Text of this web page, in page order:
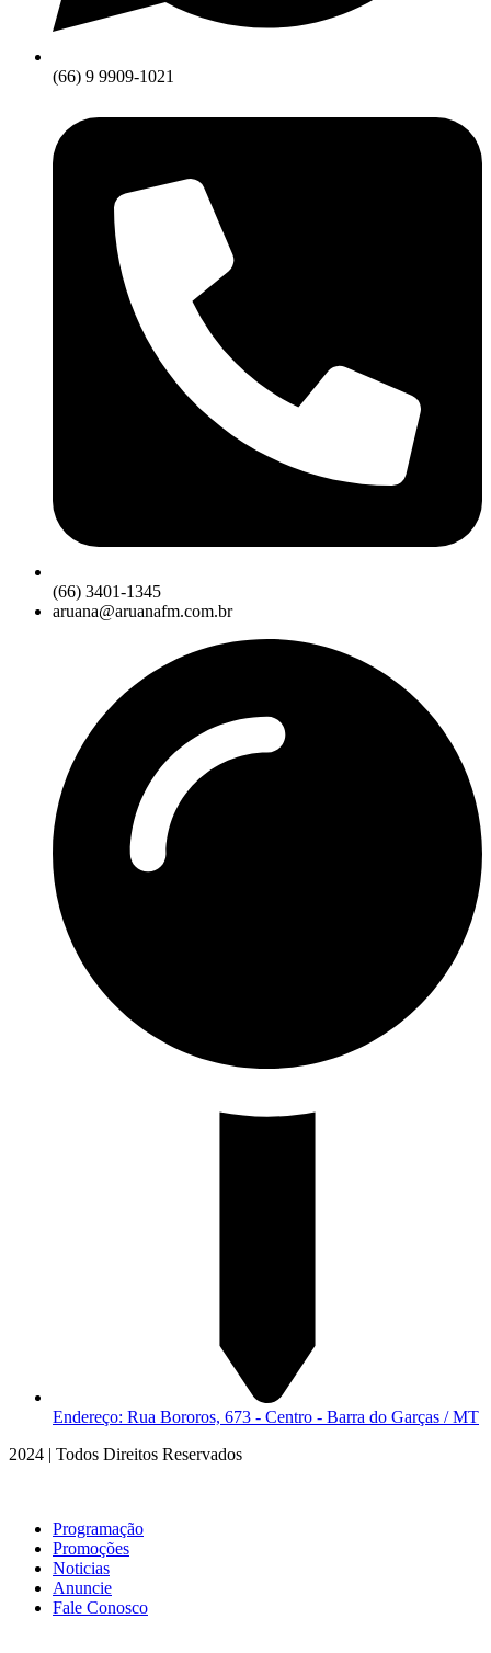
(66) 9 9909-1021
(66) 3401-1345
aruana@aruanafm.com.br
Endereço: Rua Bororos, 673 - Centro - Barra do Garças / MT
2024 | Todos Direitos Reservados
Programação
Promoções
Noticias
Anuncie
Fale Conosco